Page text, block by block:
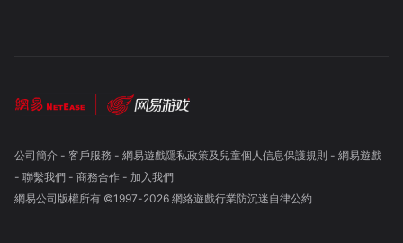
公司簡介- 客戶服務 - 網易遊戲隱私政策及兒童個人信息保護規則 - 網易遊戲
- 聯繫我們- 商務合作- 加入我們
網易公司版權所有 ©1997-2026 網絡遊戲行業防沉迷自律公約